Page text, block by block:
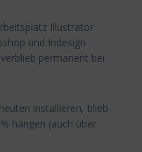
Illustrator
und Indesign
permanent bei
installieren, blieb
hängen (auch über